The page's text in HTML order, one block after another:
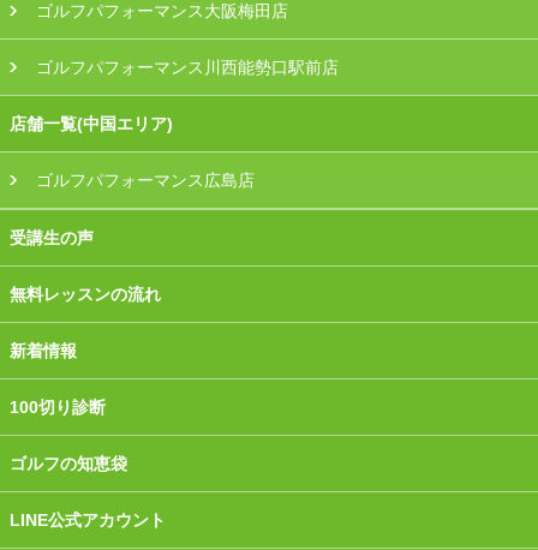
ゴルフパフォーマンス大阪梅田店
ゴルフパフォーマンス川西能勢口駅前店
店舗一覧(中国エリア)
ゴルフパフォーマンス広島店
受講生の声
無料レッスンの流れ
新着情報
100切り診断
ゴルフの知恵袋
LINE公式アカウント